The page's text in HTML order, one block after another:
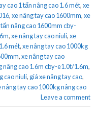
cao 1 tấn nâng cao 1.6 mét,xe
,xe nâng tay cao 1600mm,xe
nâng cao 1600mm cby-
,xe nâng tay cao niuli,xe
mét,xe nâng tay cao 1000kg
,xe nâng tay cao
nâng cao 1.6m cby-e1.0t/1.6m,
cao niuli, giá xe nâng tay cao,
nâng tay cao 1000kg nâng cao
Leave a comment